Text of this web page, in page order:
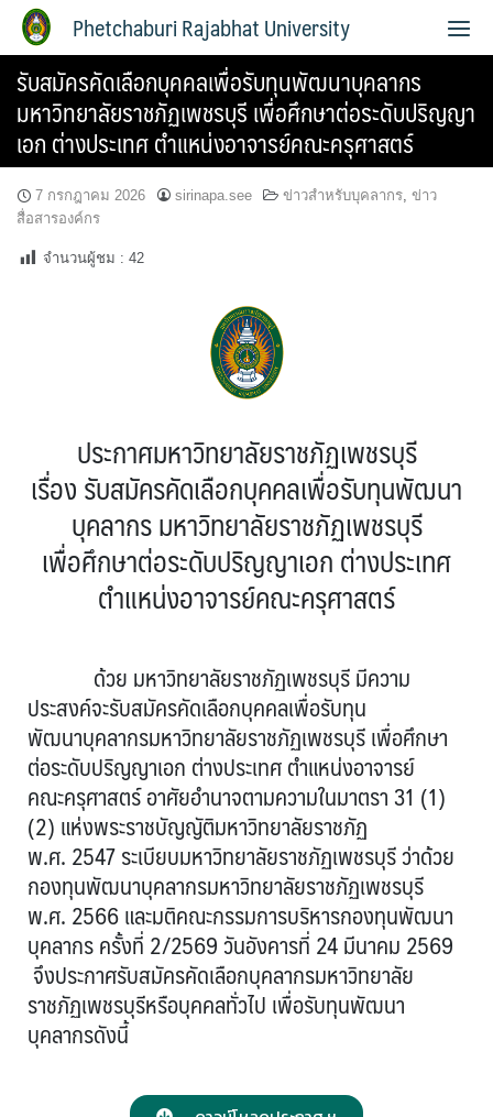
Phetchaburi Rajabhat University
รับสมัครคัดเลือกบุคคลเพื่อรับทุนพัฒนาบุคลากร
มหาวิทยาลัยราชภัฏเพชรบุรี เพื่อศึกษาต่อระดับปริญญา
เอก ต่างประเทศ ตำแหน่งอาจารย์คณะครุศาสตร์
7 กรกฎาคม 2026 sirinapa.see ข่าวสำหรับบุคลากร, ข่าว
สื่อสารองค์กร
จำนวนผู้ชม : 42
ประกาศมหาวิทยาลัยราชภัฏเพชรบุรี
เรื่อง รับสมัครคัดเลือกบุคคลเพื่อรับทุนพัฒนา
บุคลากร มหาวิทยาลัยราชภัฏเพชรบุรี
เพื่อศึกษาต่อระดับปริญญาเอก ต่างประเทศ
ตำแหน่งอาจารย์คณะครุศาสตร์
ด้วย มหาวิทยาลัยราชภัฏเพชรบุรี มีความ
ประสงค์จะรับสมัครคัดเลือกบุคคลเพื่อรับทุน
พัฒนาบุคลากรมหาวิทยาลัยราชภัฏเพชรบุรี เพื่อศึกษา
ต่อระดับปริญญาเอก ต่างประเทศ ตำแหน่งอาจารย์
คณะครุศาสตร์ อาศัยอำนาจตามความในมาตรา 31 (1)
(2) แห่งพระราชบัญญัติมหาวิทยาลัยราชภัฏ
พ.ศ. 2547 ระเบียบมหาวิทยาลัยราชภัฏเพชรบุรี ว่าด้วย
กองทุนพัฒนาบุคลากรมหาวิทยาลัยราชภัฏเพชรบุรี
พ.ศ. 2566 และมติคณะกรรมการบริหารกองทุนพัฒนา
บุคลากร ครั้งที่ 2/2569 วันอังคารที่ 24 มีนาคม 2569
จึงประกาศรับสมัครคัดเลือกบุคลากรมหาวิทยาลัย
ราชภัฏเพชรบุรีหรือบุคคลทั่วไป เพื่อรับทุนพัฒนา
บุคลากรดังนี้